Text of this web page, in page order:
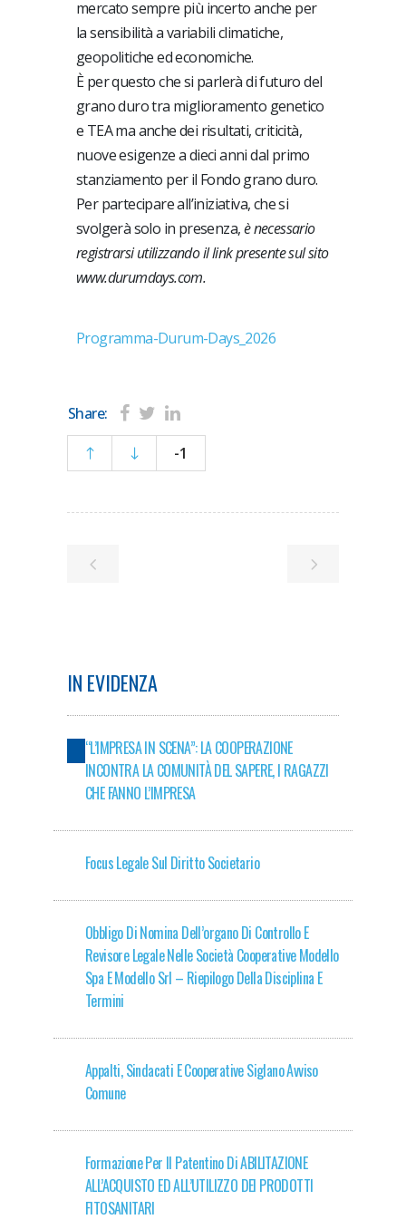
mercato sempre più incerto anche per
la sensibilità a variabili climatiche,
geopolitiche ed economiche.
È per questo che si parlerà di futuro del
grano duro tra miglioramento genetico
e TEA ma anche dei risultati, criticità,
nuove esigenze a dieci anni dal primo
stanziamento per il Fondo grano duro.
Per partecipare all’iniziativa, che si
svolgerà solo in presenza,è necessario
registrarsi utilizzando il link presente sul sito
www.durumdays.com.
Programma-Durum-Days_2026
Share:
-1
IN EVIDENZA
“L’IMPRESA IN SCENA”: LA COOPERAZIONE
INCONTRA LA COMUNITÀ DEL SAPERE, I RAGAZZI
CHE FANNO L’IMPRESA
Focus Legale Sul Diritto Societario
Obbligo Di Nomina Dell’organo Di Controllo E
Revisore Legale Nelle Società Cooperative Modello
Spa E Modello Srl – Riepilogo Della Disciplina E
Termini
Appalti, Sindacati E Cooperative Siglano Avviso
Comune
Formazione Per Il Patentino Di ABILITAZIONE
ALL’ACQUISTO ED ALL’UTILIZZO DEI PRODOTTI
FITOSANITARI